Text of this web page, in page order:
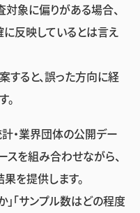
象に偏りがある場合、
反映しているとは言え
すると、誤った方向に経
・業界団体の公開デー
を組み合わせながら、
を提供します。
「サンプル数はどの程度